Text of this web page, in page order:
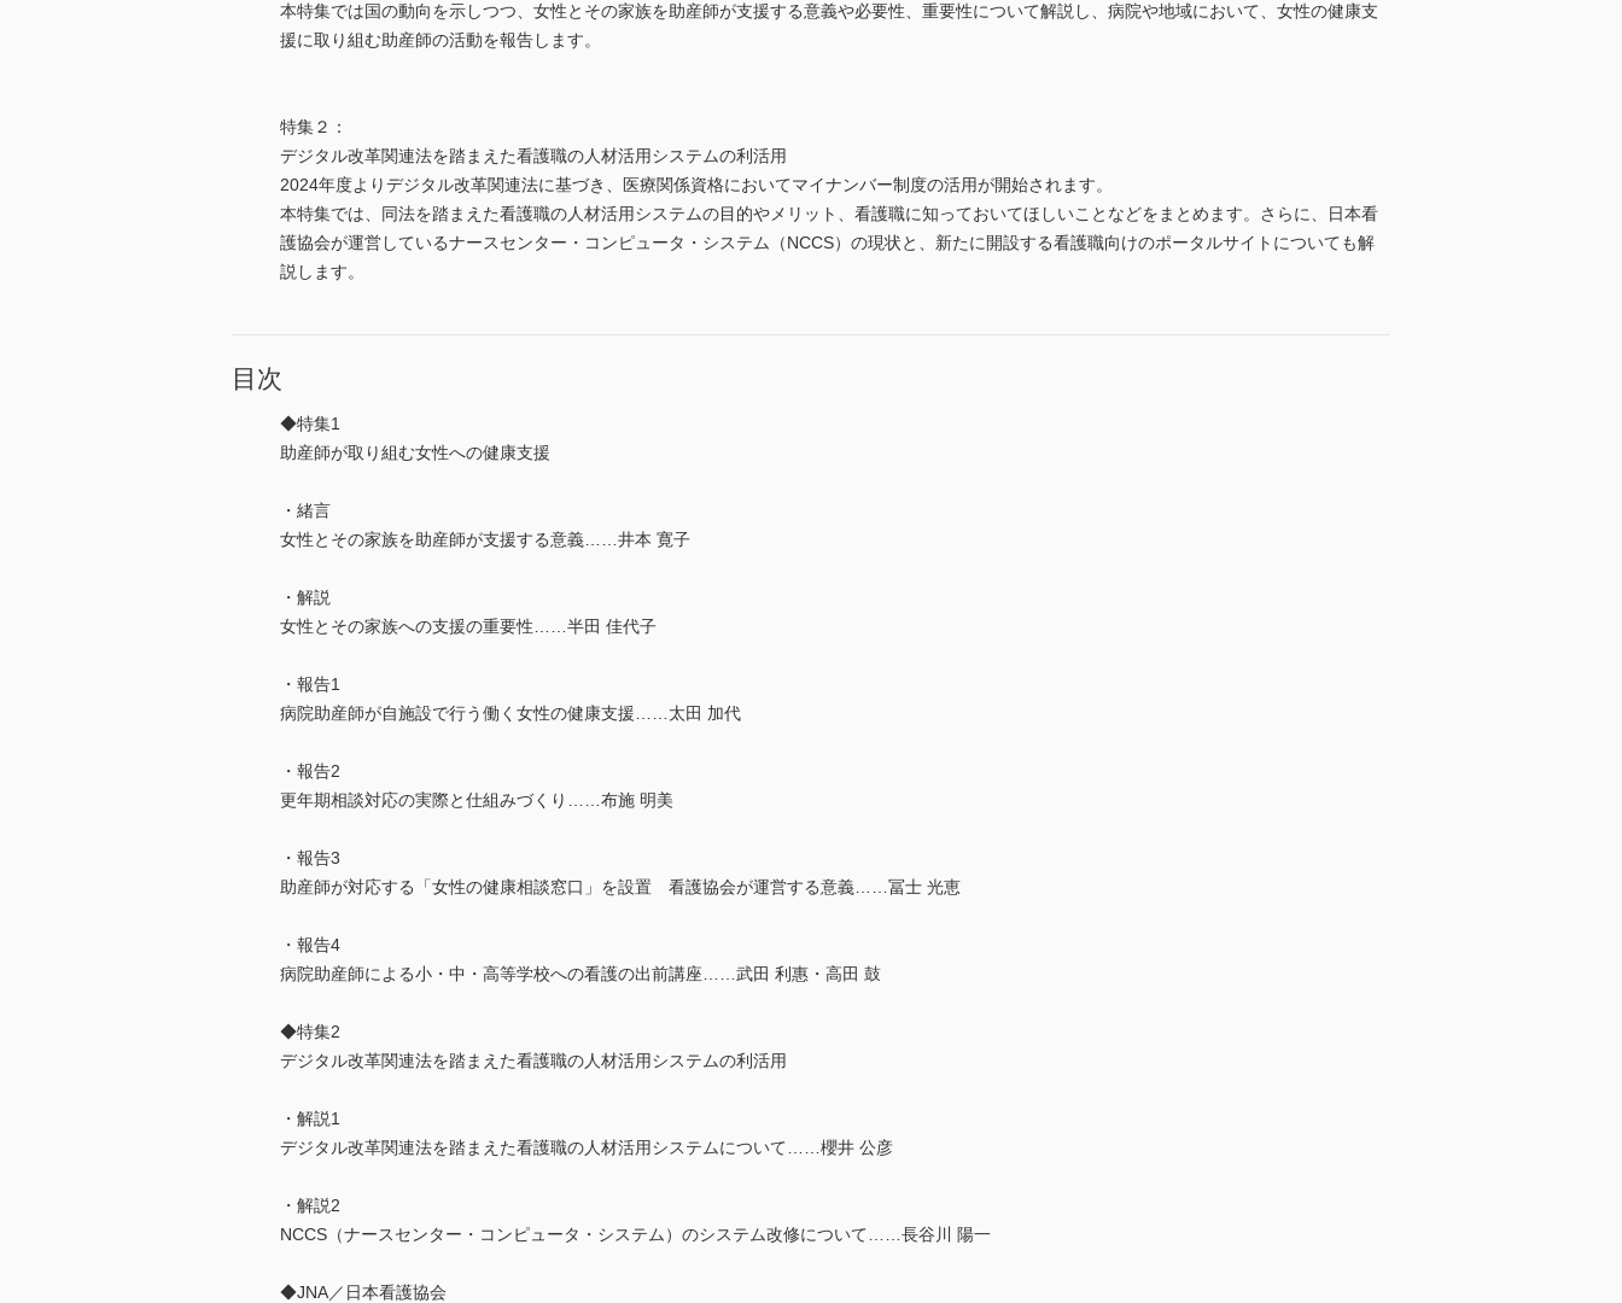
本特集では国の動向を示しつつ、女性とその家族を助産師が支援する意義や必要性、重要性について解説し、病院や地域において、女性の健康支
援に取り組む助産師の活動を報告します。
特集２：
デジタル改革関連法を踏まえた看護職の人材活用システムの利活用
2024年度よりデジタル改革関連法に基づき、医療関係資格においてマイナンバー制度の活用が開始されます。
本特集では、同法を踏まえた看護職の人材活用システムの目的やメリット、看護職に知っておいてほしいことなどをまとめます。さらに、日本看
護協会が運営しているナースセンター・コンピュータ・システム（NCCS）の現状と、新たに開設する看護職向けのポータルサイトについても解
説します。
目次
◆特集1
助産師が取り組む女性への健康支援
・緒言
女性とその家族を助産師が支援する意義……井本 寛子
・解説
女性とその家族への支援の重要性……半田 佳代子
・報告1
病院助産師が自施設で行う働く女性の健康支援……太田 加代
・報告2
更年期相談対応の実際と仕組みづくり……布施 明美
・報告3
助産師が対応する「女性の健康相談窓口」を設置 看護協会が運営する意義……冨士 光恵
・報告4
病院助産師による小・中・高等学校への看護の出前講座……武田 利惠・高田 鼓
◆特集2
デジタル改革関連法を踏まえた看護職の人材活用システムの利活用
・解説1
デジタル改革関連法を踏まえた看護職の人材活用システムについて……櫻井 公彦
・解説2
NCCS（ナースセンター・コンピュータ・システム）のシステム改修について……長谷川 陽一
◆JNA／日本看護協会